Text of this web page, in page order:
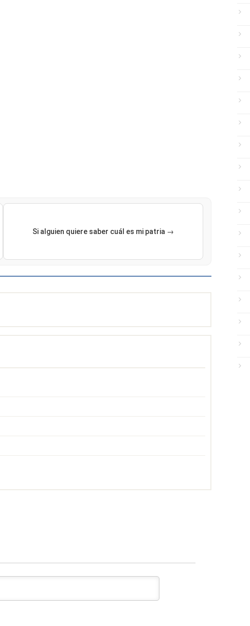
Si alguien quiere saber cuál es mi patria →